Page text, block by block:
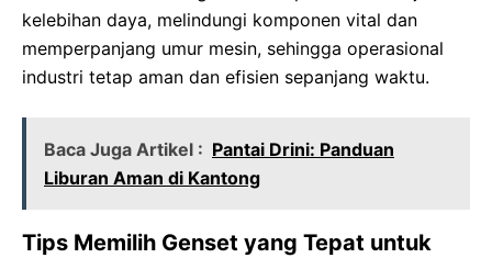
kelebihan daya, melindungi komponen vital dan
memperpanjang umur mesin, sehingga operasional
industri tetap aman dan efisien sepanjang waktu.
Baca Juga Artikel : Pantai Drini: Panduan
Liburan Aman di Kantong
Tips Memilih Genset yang Tepat untuk